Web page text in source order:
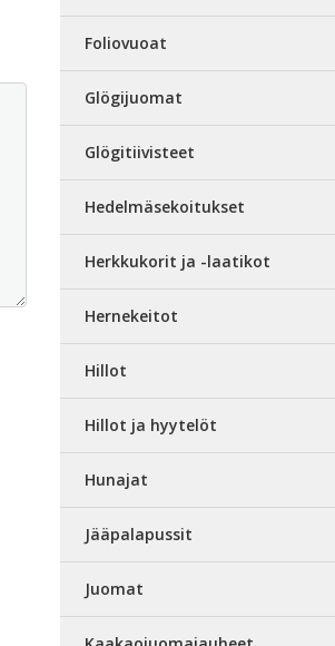
Foliovuoat
Glögijuomat
Glögitiivisteet
Hedelmäsekoitukset
Herkkukorit ja -laatikot
Hernekeitot
Hillot
Hillot ja hyytelöt
Hunajat
Jääpalapussit
Juomat